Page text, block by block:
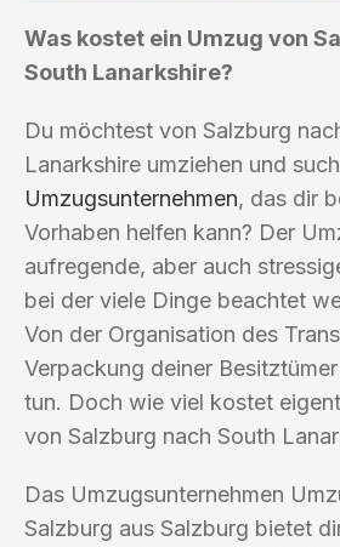
Was kostet ein Umzug von
South Lanarkshire?
Du möchtest von Salzburg
Lanarkshire umziehen und
Umzugsunternehmen, das dir
Vorhaben helfen kann? Der
aufregende, aber auch
bei der viele Dinge beachtet
Von der Organisation des
Verpackung deiner
tun. Doch wie viel kostet
von Salzburg nach South
Das Umzugsunternehmen
Salzburg aus Salzburg bietet